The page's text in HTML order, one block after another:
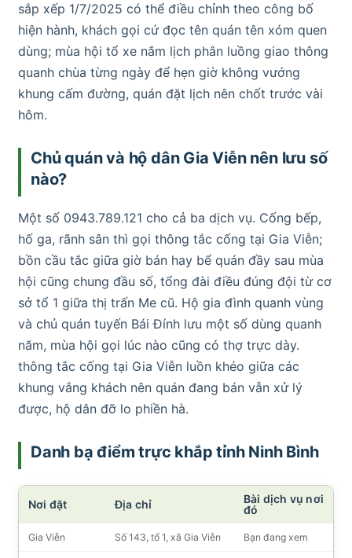
sắp xếp 1/7/2025 có thể điều chỉnh theo công bố
hiện hành, khách gọi cứ đọc tên quán tên xóm quen
dùng; mùa hội tổ xe nắm lịch phân luồng giao thông
quanh chùa từng ngày để hẹn giờ không vướng
khung cấm đường, quán đặt lịch nên chốt trước vài
hôm.
Chủ quán và hộ dân Gia Viễn nên lưu số
nào?
Một số 0943.789.121 cho cả ba dịch vụ. Cống bếp,
hố ga, rãnh sân thì gọi thông tắc cống tại Gia Viễn;
bồn cầu tắc giữa giờ bán hay bể quán đầy sau mùa
hội cũng chung đầu số, tổng đài điều đúng đội từ cơ
sở tổ 1 giữa thị trấn Me cũ. Hộ gia đình quanh vùng
và chủ quán tuyến Bái Đính lưu một số dùng quanh
năm, mùa hội gọi lúc nào cũng có thợ trực dày.
thông tắc cống tại Gia Viễn luồn khéo giữa các
khung vắng khách nên quán đang bán vẫn xử lý
được, hộ dân đỡ lo phiền hà.
Danh bạ điểm trực khắp tỉnh Ninh Bình
Nơi đặt Địa chỉ
Bài dịch vụ nơi
đó
Gia Viễn Số 143, tổ 1, xã Gia Viễn Bạn đang xem